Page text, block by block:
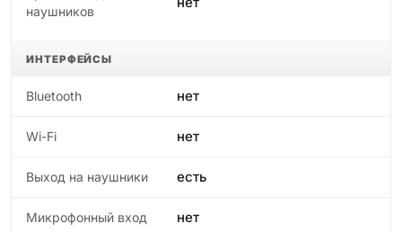
наушников
ИНТЕРФЕЙСЫ
Bluetooth нет
Wi-Fi нет
Выход на наушники есть
Микрофонный вход нет